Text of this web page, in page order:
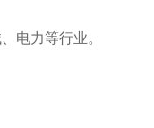
电力等行业。